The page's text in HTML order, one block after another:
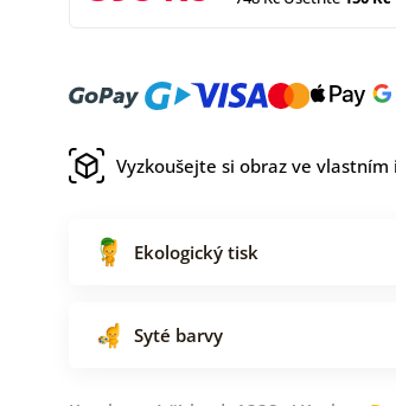
Vyzkoušejte si obraz ve
Ekologický tisk
Syté barvy